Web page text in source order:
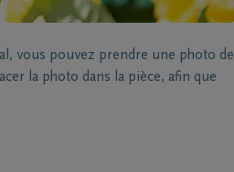
vous pouvez prendre une photo de
la photo dans la pièce, afin que